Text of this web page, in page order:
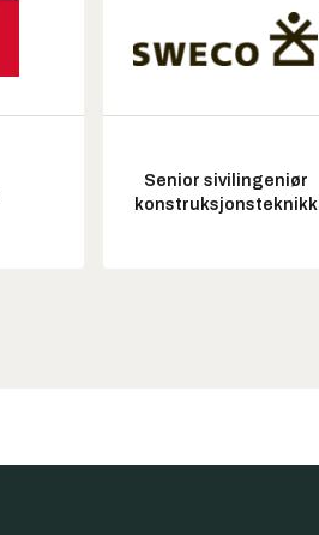
Senior sivilingeniør
konstruksjonsteknikk